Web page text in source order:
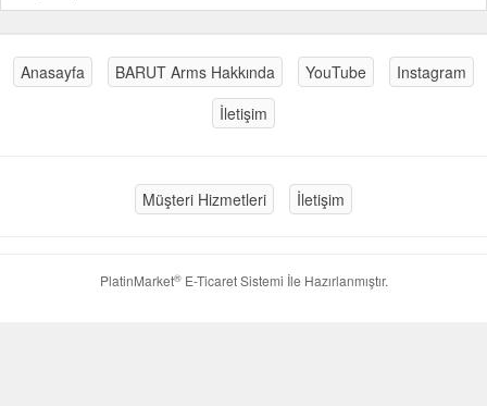
Anasayfa BARUT Arms Hakkında YouTube
Instagram
İletişim
Müşteri Hizmetleri İletişim
PlatinMarket®E-Ticaret Sistemi İle Hazırlanmıştır.